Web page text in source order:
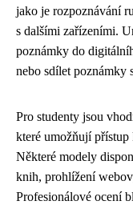
jako je rozpoznávání
s dalšími zařízeními.
poznámky do
nebo sdílet poznámky
Pro studenty jsou
které umožňují
Některé modely
knih, prohlížení
Profesionálové ocení